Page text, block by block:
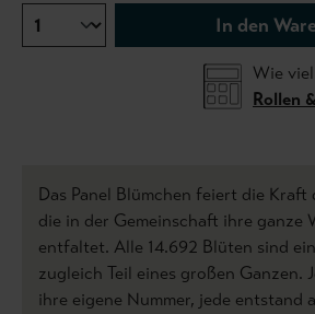
In den
Wie
Rollen
Das Panel Blümchen feiert die
die in der Gemeinschaft ihre ganze
entfaltet. Alle 14.692 Blüten sind
zugleich Teil eines großen Ganzen.
ihre eigene Nummer, jede entstand